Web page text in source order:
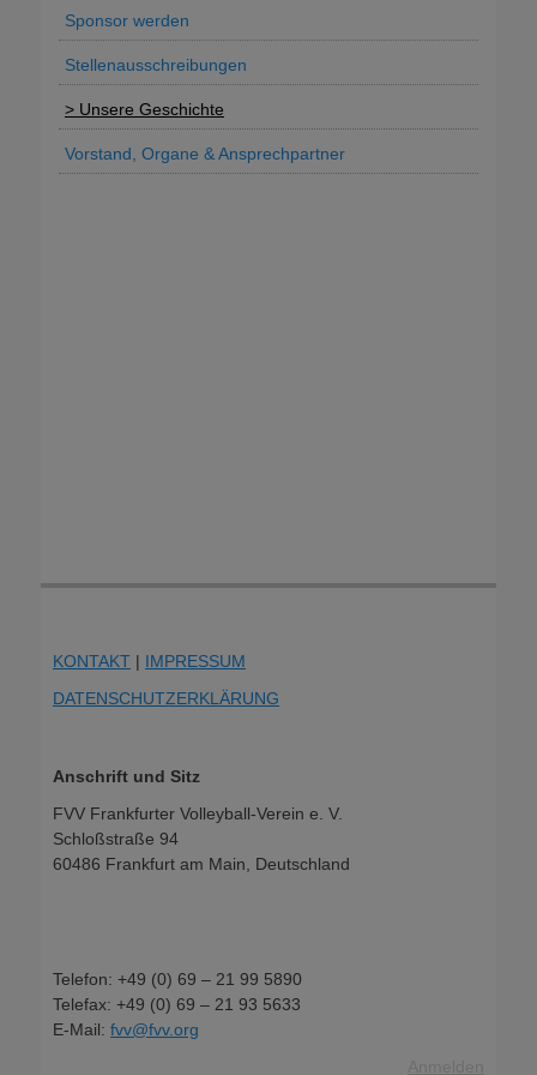
Sponsor werden
Stellenausschreibungen
Unsere Geschichte
Vorstand, Organe & Ansprechpartner
KONTAKT | IMPRESSUM
DATENSCHUTZERKLÄRUNG
Anschrift und Sitz
FVV Frankfurter Volleyball-Verein e. V.
Schloßstraße 94
60486 Frankfurt am Main, Deutschland
Telefon: +49 (0) 69 – 21 99 5890
Telefax: +49 (0) 69 – 21 93 5633
E-Mail: fvv@fvv.org